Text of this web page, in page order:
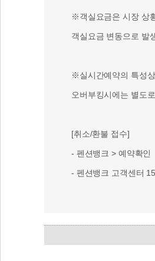
※객실요금은 시장 상
객실요금 변동으로 발
※실시간예약의 특성
오버부킹시에는 별도
[취소/환불 접수]
- 펜션뱅크 > 예약확인
- 펜션뱅크 고객센터